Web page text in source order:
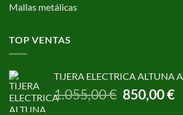
Mallas metálicas
TOP VENTAS
TIJERA ELECTRICA ALTUNA
1.055,00€ El
precio
850,00€El